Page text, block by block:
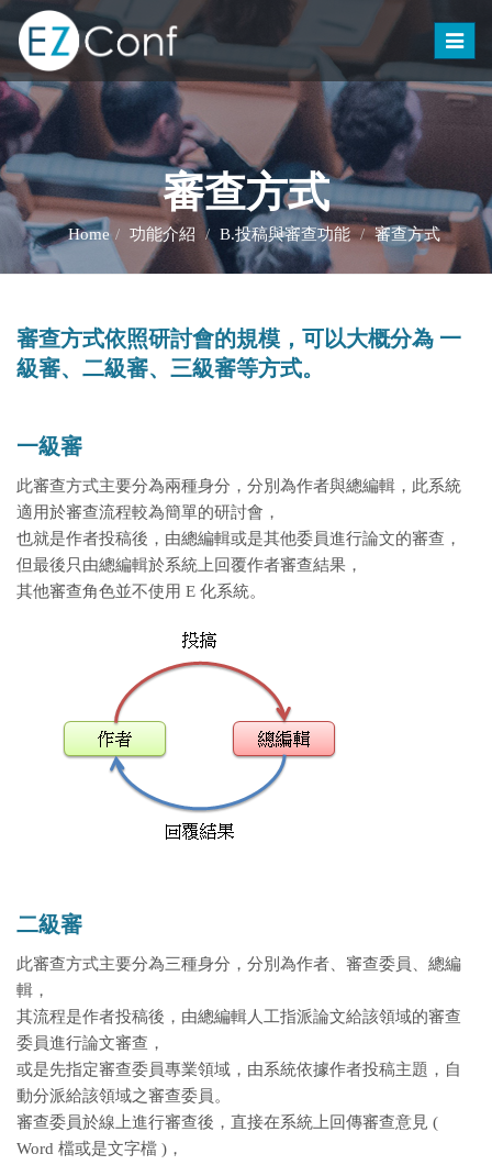
Toggle
審查方式
Home 功能介紹 B.投稿與審查功能 審查方式
審查方式依照研討會的規模，可以大概分為 一
級審、二級審、三級審等方式。
一級審
此審查方式主要分為兩種身分，分別為作者與總編輯，此系統
適用於審查流程較為簡單的研討會，
也就是作者投稿後，由總編輯或是其他委員進行論文的審查，
但最後只由總編輯於系統上回覆作者審查結果，
其他審查角色並不使用 E 化系統。
二級審
此審查方式主要分為三種身分，分別為作者、審查委員、總編
輯，
其流程是作者投稿後，由總編輯人工指派論文給該領域的審查
委員進行論文審查，
或是先指定審查委員專業領域，由系統依據作者投稿主題，自
動分派給該領域之審查委員。
審查委員於線上進行審查後，直接在系統上回傳審查意見 (
Word 檔或是文字檔 )，